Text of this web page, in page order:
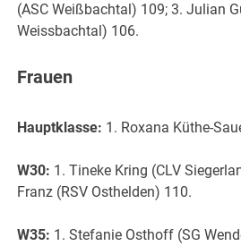
(ASC Weißbachtal) 109; 3. Julian
Weissbachtal) 106.
Frauen
Hauptklasse: 1. Roxana Küthe-
W30: 1. Tineke Kring (CLV
Franz (RSV Osthelden) 110.
W35: 1. Stefanie Osthoff (SG